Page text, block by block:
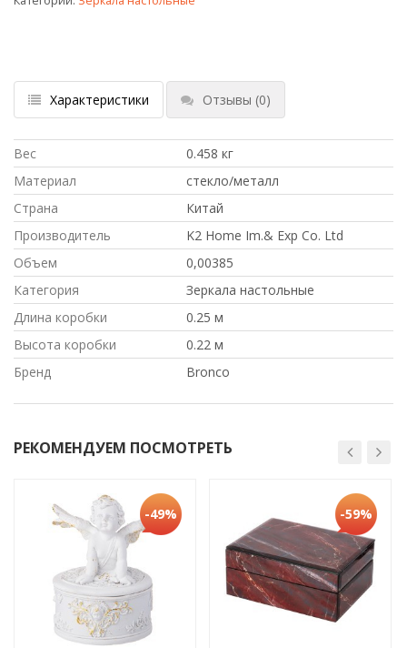
Характеристики Отзывы (0)
Вес
0.458 кг
Материал
стекло/металл
Страна
Китай
Производитель
K2 Home Im.& Exp Co. Ltd
Объем
0,00385
Категория
Зеркала настольные
Длина коробки
0.25 м
Высота коробки
0.22 м
Бренд
Bronco
РЕКОМЕНДУЕМ ПОСМОТРЕТЬ
-49% -59%